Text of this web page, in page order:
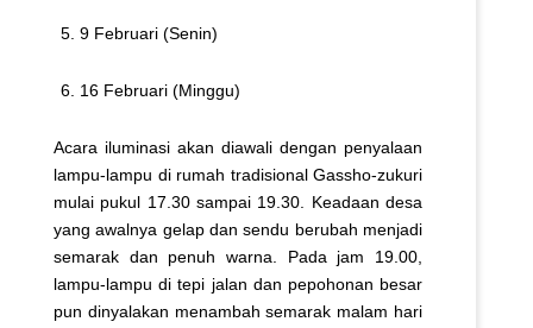
9 Februari (Senin)
16 Februari (Minggu)
Acara iluminasi akan diawali dengan penyalaan
lampu-lampu di rumah tradisional Gassho-zukuri
mulai pukul 17.30 sampai 19.30. Keadaan desa
yang awalnya gelap dan sendu berubah menjadi
semarak dan penuh warna. Pada jam 19.00,
lampu-lampu di tepi jalan dan pepohonan besar
pun dinyalakan menambah semarak malam hari